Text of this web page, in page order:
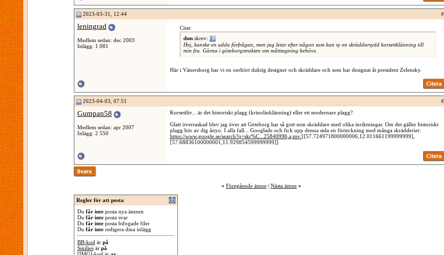
2023-03-31, 12:44 #
leningrad
Medlem sedan: dec 2003
Inlägg: 1 081
Citat:
dsmskrev:
Hej, kanske en udda förfrågan, men jag letar efter någon som kan sy en skräddarsydd korsettklänning till
min fru. Gärna i göteborgstrakten om måtttagning behövs.
Här i Vänersborg har vi en oerhört duktig designer och skräddare och som har designat åt president Zelensky.
2023-04-03, 07:51 #
Gumpan58
Medlem sedan: apr 2007
Inlägg: 2 550
Korsettliv... är det historiskt plagg (krinolinklänning) eller ett modernare plagg?
Glatt överraskad blev jag över att Göteborg har så gott som skräddare med olika inriktningar. Om det gäller historiskt
plagg hör av dig ånyo. I alla fall... Googlade och fick upp denna sida en förteckning med många skrädderier:
https://www.google.se/search?q=skr%C...25840996,a;mv:[[57.724971800000006,12.011661199999999],
[57.68836100000001,11.929854599999999]]
« Föregående ämne | Nästa ämne »
Regler för att posta
Du får inteposta nya ämnen
Du får inteposta svar
Du får inteposta bifogade filer
Du får interedigera dina inlägg
BB-kod är på
Smiliesär på